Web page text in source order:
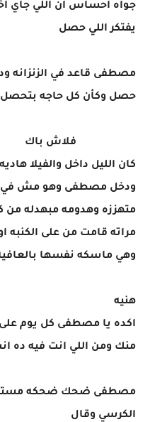
جواه احساس ان اللي جاي
يفتكر اللي حصل
مصطفى قاعد في الزنزانه
حصل وكأن كل حاجه بتحصل
فلاش باك
كان الليل داخل والفيلا
ودخل مصطفى وهو مش في
متهززه وهدومه مبهدله من
مراته قامت من على الكنبه
وهي ماسكه نفسها
هنيه
اكده يا مصطفى كل يوم على
منك ومن اللي انت فيه
مصطفى ضحك ضحكه
الكرسي وقال